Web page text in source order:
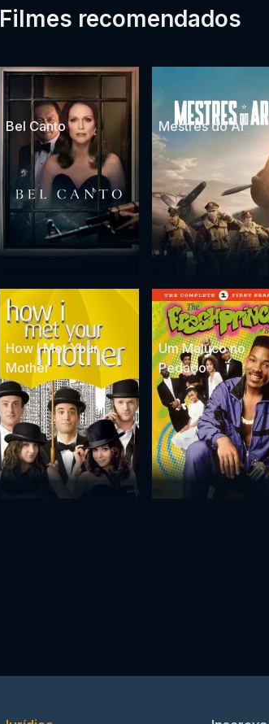
Filmes recomendados
Bel Canto Mestres do Ar
How I Met Your
Mother
Um Maluco no
Pedaço